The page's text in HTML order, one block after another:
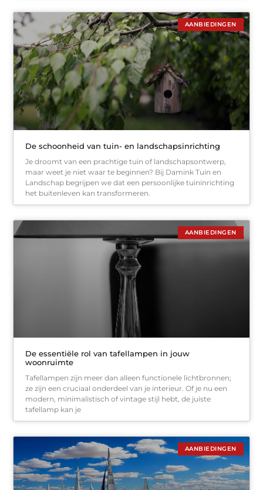
AANBIEDINGEN
De schoonheid van tuin- en landschapsinrichting
Je droomt van een prachtige tuin of landschapsontwerp,
maar weet je niet waar te beginnen? Bij Damink Tuin en
Landschap begrijpen we dat een persoonlijke tuininrichting
het buitenleven kan transformeren.
AANBIEDINGEN
De essentiële rol van tafellampen in jouw
woonruimte
Tafellampen zijn meer dan alleen functionele lichtbronnen;
ze zijn een cruciaal onderdeel van je interieur. Of je nu een
modern, minimalistisch of vintage stijl hebt, de juiste
tafellamp kan je
AANBIEDINGEN